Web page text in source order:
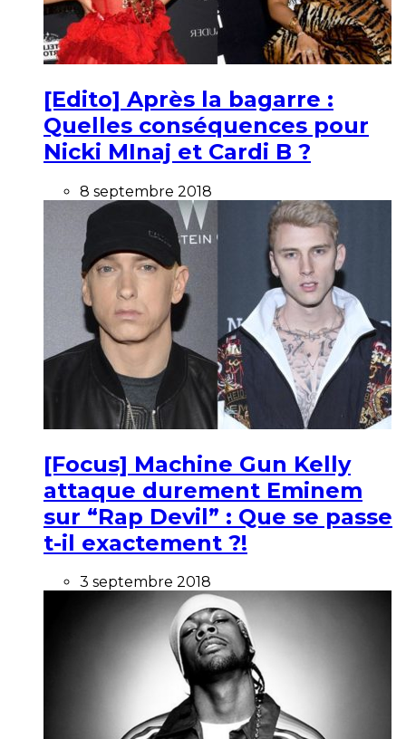
[Edito] Après la bagarre :
Quelles conséquences pour
Nicki MInaj et Cardi B ?
8 septembre 2018
[Focus] Machine Gun Kelly
attaque durement Eminem
sur “Rap Devil” : Que se passe
t-il exactement ?!
3 septembre 2018